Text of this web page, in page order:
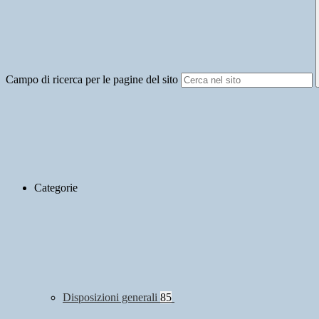
Campo di ricerca per le pagine del sito
Categorie
Disposizioni generali 85